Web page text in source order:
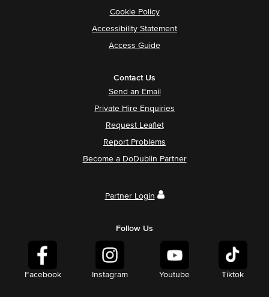
Cookie Policy
Accessibility Statement
Access Guide
Contact Us
Send an Email
Private Hire Enquiries
Request Leaflet
Report Problems
Become a DoDublin Partner
Partner Login
Follow Us
Facebook Instagram Youtube Tiktok